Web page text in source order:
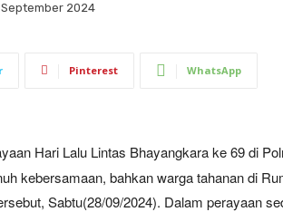
2024
Pinterest WhatsApp
Hari Lalu Lintas Bhayangkara ke 69 di
kebersamaan, bahkan warga tahanan di
Sabtu(28/09/2024). Dalam perayaan